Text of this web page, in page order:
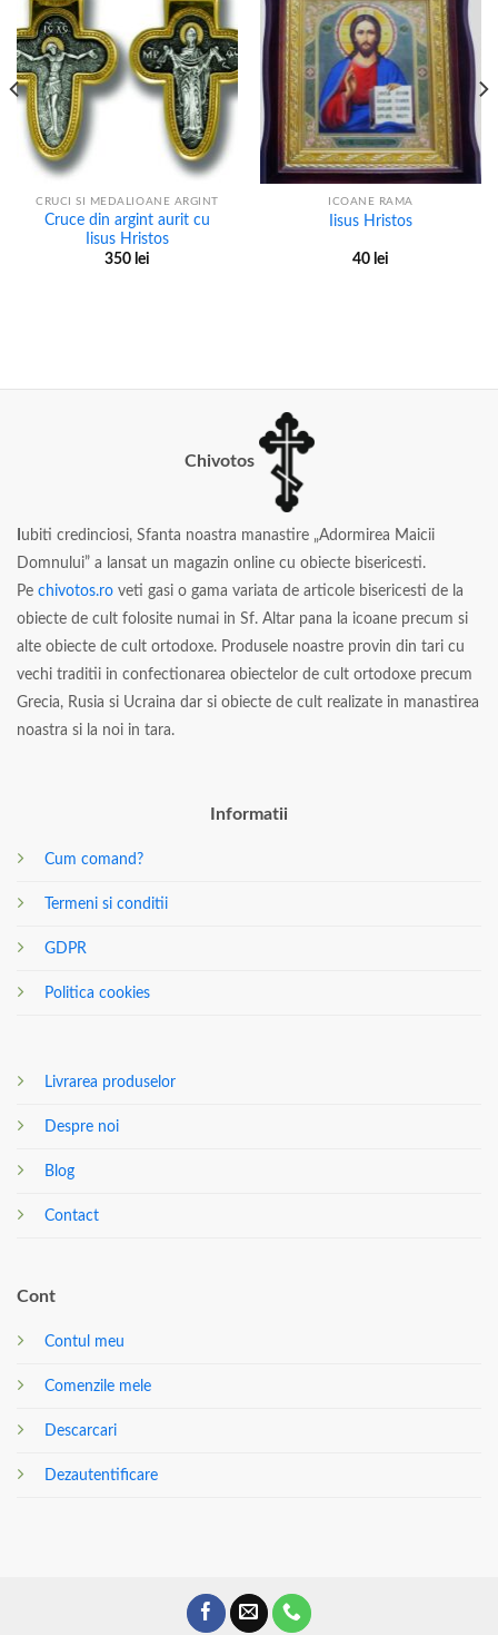
CRUCI SI MEDALIOANE ARGINT
Cruce din argint aurit cu
Iisus Hristos
350 lei
ICOANE RAMA
Iisus Hristos
40 lei
Chivotos
ubiti credinciosi, Sfanta noastra manastire „Adormirea Maicii
Domnului” a lansat un magazin online cu obiecte bisericesti.
Pe chivotos.ro veti gasi o gama variata de articole bisericesti de la
obiecte de cult folosite numai in Sf. Altar pana la icoane precum si
alte obiecte de cult ortodoxe. Produsele noastre provin din tari cu
vechi traditii in confectionarea obiectelor de cult ortodoxe precum
Grecia, Rusia si Ucraina dar si obiecte de cult realizate in manastirea
noastra si la noi in tara.
Informatii
Cum comand?
Termeni si conditii
GDPR
Politica cookies
Livrarea produselor
Despre noi
Blog
Contact
Cont
Contul meu
Comenzile mele
Descarcari
Dezautentificare